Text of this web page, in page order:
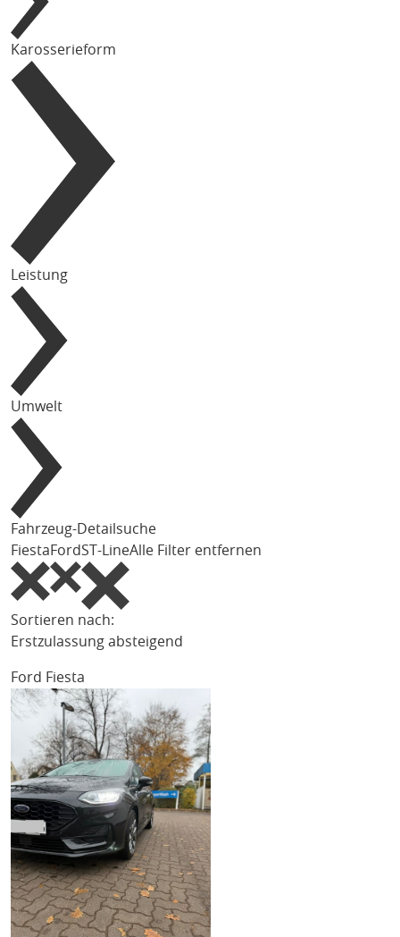
Karosserieform
Leistung
Umwelt
Fahrzeug-Detailsuche
FiestaFordST-LineAlle Filter entfernen
Sortieren nach:
Erstzulassung absteigend
Ford Fiesta